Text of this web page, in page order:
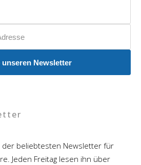
unseren Newsletter
der beliebtesten Newsletter für
Jeden Freitag lesen ihn über